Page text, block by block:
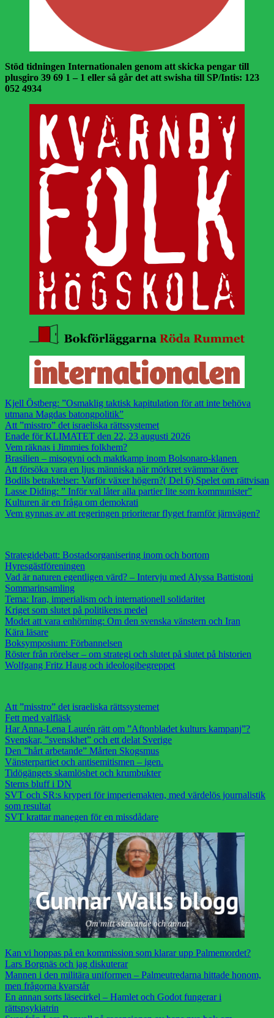
Stöd tidningen Internationalen genom att skicka pengar till
plusgiro 39 69 1 – 1 eller så går det att swisha till SP/Intis: 123
052 4934
Kjell Östberg: ”Osmaklig taktisk kapitulation för att inte behöva
utmana Magdas batongpolitik”
Att ”misstro” det israeliska rättssystemet
Enade för KLIMATET den 22, 23 augusti 2026
Vem räknas i Jimmies folkhem?
Brasilien – misogyni och maktkamp inom Bolsonaro-klanen
Att försöka vara en ljus människa när mörkret svämmar över
Bodils betraktelser: Varför växer högern?( Del 6) Spelet om rättvisan
Lasse Diding: ” Inför val låter alla partier lite som kommunister”
Kulturen är en fråga om demokrati
Vem gynnas av att regeringen prioriterar flyget framför järnvägen?
Strategidebatt: Bostadsorganisering inom och bortom
Hyresgästföreningen
Vad är naturen egentligen värd? – Intervju med Alyssa Battistoni
Sommarinsamling
Tema: Iran, imperialism och internationell solidaritet
Kriget som slutet på politikens medel
Modet att vara enhörning: Om den svenska vänstern och Iran
Kära läsare
Boksymposium: Förbannelsen
Röster från rörelser – om strategi och slutet på slutet på historien
Wolfgang Fritz Haug och ideologibegreppet
Att ”misstro” det israeliska rättssystemet
Fett med valfläsk
Har Anna-Lena Laurén rätt om ”Aftonbladet kulturs kampanj”?
Svenskar, ”svenskhet” och ett delat Sverige
Den ”hårt arbetande” Mårten Skogsmus
Vänsterpartiet och antisemitismen – igen.
Tidögängets skamlöshet och krumbukter
Sterns bluff i DN
SVT och SR:s kryperi för imperiemakten, med värdelös journalistik
som resultat
SVT krattar manegen för en missdådare
Kan vi hoppas på en kommission som klarar upp Palmemordet?
Lars Borgnäs och jag diskuterar
Mannen i den militära uniformen – Palmeutredarna hittade honom,
men frågorna kvarstår
En annan sorts läsecirkel – Hamlet och Godot fungerar i
rättspsykiatrin